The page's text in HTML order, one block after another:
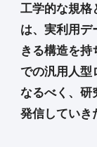
工学的な規格
は、実利用デ
きる構造を
での汎用人型
なるべく、研
発信していき